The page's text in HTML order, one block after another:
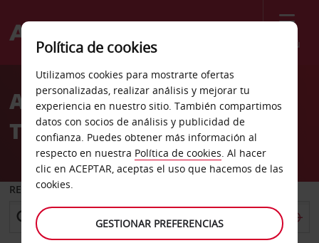
Menú
Welcome
AvisAlquiler de coches
Traunstein
RECOGER EN
Política de cookies
Utilizamos cookies para mostrarte ofertas
personalizadas, realizar análisis y mejorar tu
experiencia en nuestro sitio. También compartimos
datos con socios de análisis y publicidad de
confianza. Puedes obtener más información al
respecto en nuestra Política de cookies. Al hacer
clic en ACEPTAR, aceptas el uso que hacemos de las
cookies.
GESTIONAR PREFERENCIAS